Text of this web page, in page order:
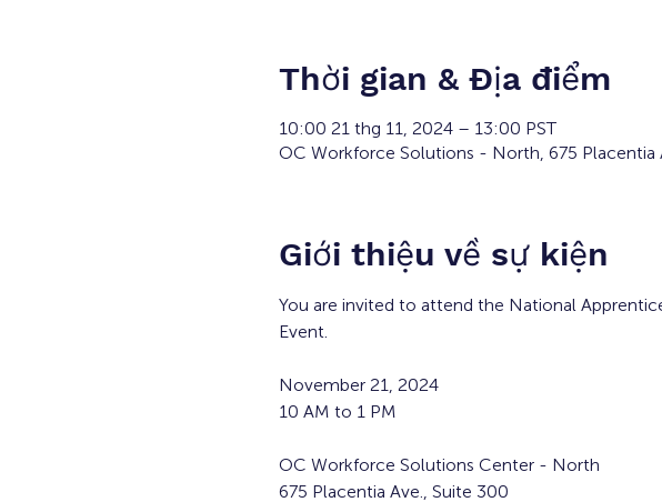
Thời gian & Địa điểm
10:00 21 thg 11, 2024 – 13:00 PST
OC Workforce Solutions - North, 675 Placentia
Giới thiệu về sự kiện
You are invited to attend the National
Event.
November 21, 2024
10 AM to 1 PM
OC Workforce Solutions Center - North
675 Placentia Ave., Suite 300